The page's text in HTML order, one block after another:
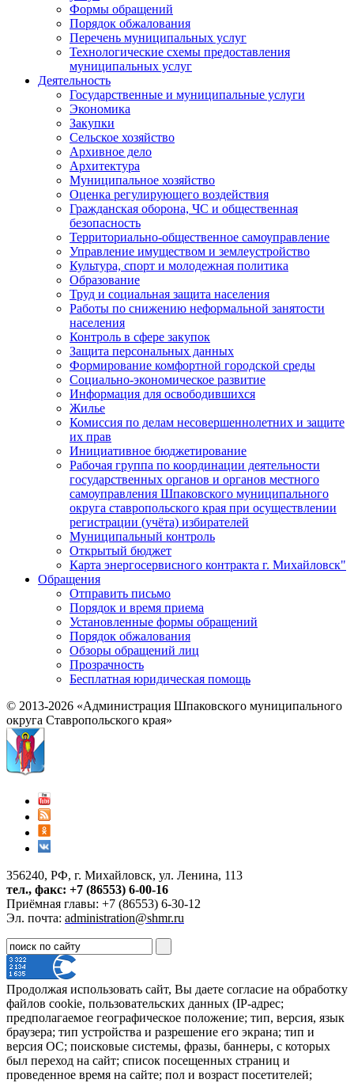
Формы обращений
Порядок обжалования
Перечень муниципальных услуг
Технологические схемы предоставления
муниципальных услуг
Деятельность
Государственные и муниципальные услуги
Экономика
Закупки
Сельское хозяйство
Архивное дело
Архитектура
Муниципальное хозяйство
Оценка регулирующего воздействия
Гражданская оборона, ЧС и общественная
безопасность
Территориально-общественное самоуправление
Управление имуществом и землеустройство
Культура, спорт и молодежная политика
Образование
Труд и социальная защита населения
Работы по снижению неформальной занятости
населения
Контроль в сфере закупок
Защита персональных данных
Формирование комфортной городской среды
Социально-экономическое развитие
Информация для освободившихся
Жилье
Комиссия по делам несовершеннолетних и защите
их прав
Инициативное бюджетирование
Рабочая группа по координации деятельности
государственных органов и органов местного
самоуправления Шпаковского муниципального
округа ставропольского края при осуществлении
регистрации (учёта) избирателей
Муниципальный контроль
Открытый бюджет
Карта энергосервисного контракта г. Михайловск"
Обращения
Отправить письмо
Порядок и время приема
Установленные формы обращений
Порядок обжалования
Обзоры обращений лиц
Прозрачность
Бесплатная юридическая помощь
© 2013-2026 «Администрация Шпаковского муниципального
округа Ставропольского края»
356240, РФ, г. Михайловск, ул. Ленина, 113
тел., факс: +7 (86553) 6-00-16
Приёмная главы: +7 (86553) 6-30-12
Эл. почта: administration@shmr.ru
Продолжая использовать сайт, Вы даете согласие на обработку
файлов cookie, пользовательских данных (IP-адрес;
предполагаемое географическое положение; тип, версия, язык
браузера; тип устройства и разрешение его экрана; тип и
версия ОС; поисковые системы, фразы, баннеры, с которых
был переход на сайт; список посещенных страниц и
проведенное время на сайте; пол и возраст посетителей;